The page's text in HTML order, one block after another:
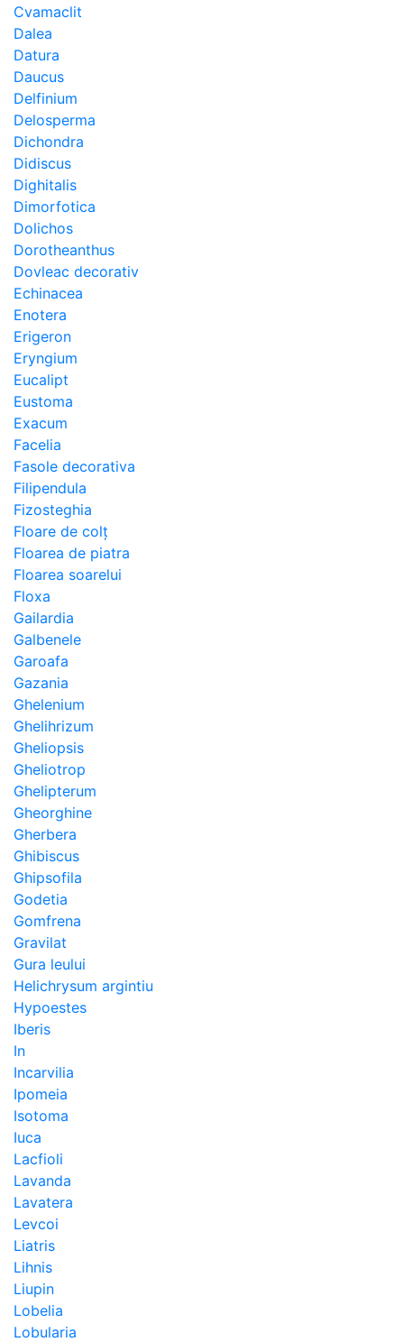
Cvamaclit
Dalea
Datura
Daucus
Delfinium
Delosperma
Dichondra
Didiscus
Dighitalis
Dimorfotica
Dolichos
Dorotheanthus
Dovleac decorativ
Echinacea
Enotera
Erigeron
Eryngium
Eucalipt
Eustoma
Exacum
Facelia
Fasole decorativa
Filipendula
Fizosteghia
Floare de colț
Floarea de piatra
Floarea soarelui
Floxa
Gailardia
Galbenele
Garoafa
Gazania
Ghelenium
Ghelihrizum
Gheliopsis
Gheliotrop
Ghelipterum
Gheorghine
Gherbera
Ghibiscus
Ghipsofila
Godetia
Gomfrena
Gravilat
Gura leului
Helichrysum argintiu
Hypoestes
Iberis
In
Incarvilia
Ipomeia
Isotoma
Iuca
Lacfioli
Lavanda
Lavatera
Levcoi
Liatris
Lihnis
Liupin
Lobelia
Lobularia